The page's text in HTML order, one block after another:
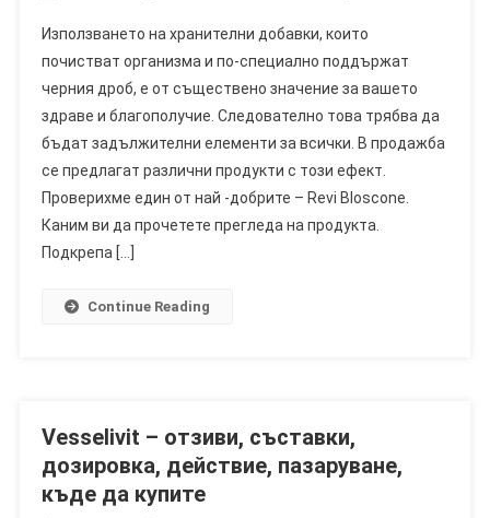
Bloscone
–
Мнения,
Съставки,
Действие,
Къде
Да
Използването на хранителни добавки, които
почистват организма и по-специално поддържат
черния дроб, е от съществено значение за вашето
здраве и благополучие. Следователно това трябва да
бъдат задължителни елементи за всички. В продажба
се предлагат различни продукти с този ефект.
Проверихме един от най -добрите – Revi Bloscone.
Каним ви да прочетете прегледа на продукта.
Подкрепа […]
Continue Reading
Vesselivit – отзиви, съставки,
дозировка, действие, пазаруване,
къде да купите